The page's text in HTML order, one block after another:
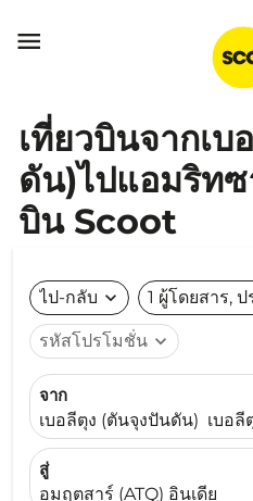

เที่ยวบินจากเ
ดัน)ไปแอมริทซ
บิน Scoot
ไป-กลับ expand_more 1 ผู้โดยสาร,
รหัสโปรโมชั่น expand_more
จาก
เบอลีตุง (ตันจุงปันดัน) เบอ
สู่
อมฤตสาร์ (ATQ) อินเดีย